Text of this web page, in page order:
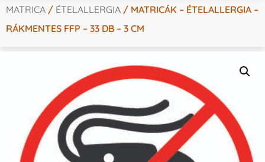
MATRICA / ÉTELALLERGIA / MATRICÁK – ÉTELALLERGIA –
RÁKMENTES FFP – 33 DB – 3 CM